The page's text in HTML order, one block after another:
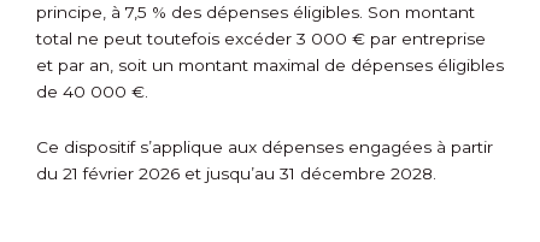
principe, à 7,5 % des dépenses éligibles. Son montant
total ne peut toutefois excéder 3 000 € par entreprise
et par an, soit un montant maximal de dépenses éligibles
de 40 000 €.
Ce dispositif s’applique aux dépenses engagées à partir
du 21 février 2026 et jusqu’au 31 décembre 2028.